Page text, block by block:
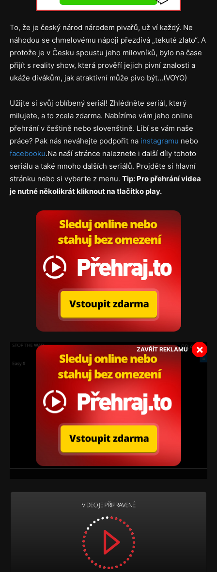
To, že je český národ národem pivařů, už ví každý. Ne
náhodou se chmelovému nápoji přezdívá „tekuté zlato“. A
protože je v Česku spoustu jeho milovníků, bylo na čase
přijít s reality show, která prověří jejich pivní znalosti a
ukáže divákům, jak atraktivní může pivo být…(VOYO)
Užijte si svůj oblíbený seriál! Zhlédněte seriál, který
milujete, a to zcela zdarma. Nabízíme vám jeho online
přehrání v češtině nebo slovenštině. Líbí se vám naše
práce? Pak nás neváhejte podpořit na instagramu nebo
facebooku.Na naší stránce naleznete i další díly tohoto
seriálu a také mnoho dalších seriálů. Projděte si hlavní
stránku nebo si vyberte z menu. Tip: Pro přehrání videa
je nutné několikrát kliknout na tlačítko play.
ZAVŘÍT REKLAMU ×